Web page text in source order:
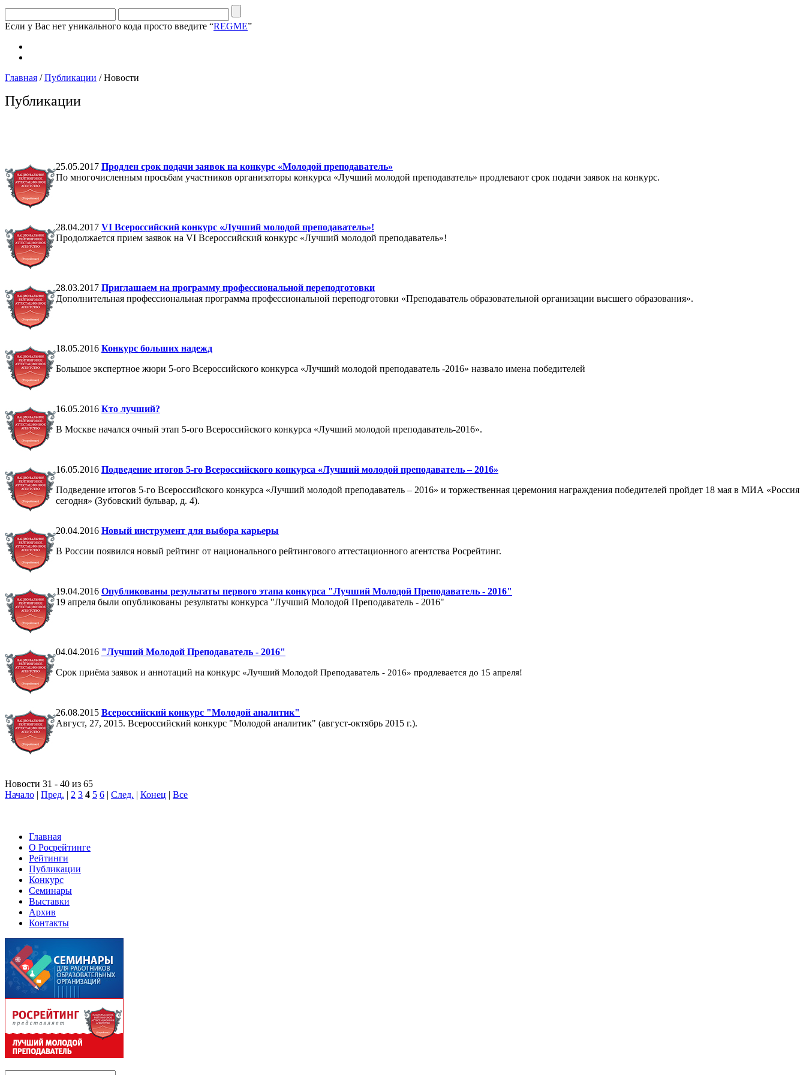
Если у Вас нет уникального кода просто введите “REGME”
Главная /Публикации / Новости
Публикации
25.05.2017 Продлен срок подачи заявок на конкурс «Молодой преподаватель»
По многочисленным просьбам участников организаторы конкурса «Лучший молодой преподаватель» продлевают срок подачи заявок на конкурс.
28.04.2017 VI Всероссийский конкурс «Лучший молодой преподаватель»!
Продолжается прием заявок на VI Всероссийский конкурс «Лучший молодой преподаватель»!
28.03.2017 Приглашаем на программу профессиональной переподготовки
Дополнительная профессиональная программа профессиональной переподготовки «Преподаватель образовательной организации высшего образования».
18.05.2016 Конкурс больших надежд
Большое экспертное жюри 5-ого Всероссийского конкурса «Лучший молодой преподаватель -2016» назвало имена победителей
16.05.2016 Кто лучший?
В Москве начался очный этап 5-ого Всероссийского конкурса «Лучший молодой преподаватель-2016».
16.05.2016 Подведение итогов 5-го Всероссийского конкурса «Лучший молодой преподаватель – 2016»
Подведение итогов 5-го Всероссийского конкурса «Лучший молодой преподаватель – 2016» и торжественная церемония награждения победителей пройдет 18 мая в МИА «Россия
сегодня» (Зубовский бульвар, д. 4).
20.04.2016 Новый инструмент для выбора карьеры
В России появился новый рейтинг от национального рейтингового аттестационного агентства Росрейтинг.
19.04.2016 Опубликованы результаты первого этапа конкурса "Лучший Молодой Преподаватель - 2016"
19 апреля были опубликованы результаты конкурса "Лучший Молодой Преподаватель - 2016"
04.04.2016 "Лучший Молодой Преподаватель - 2016"
Срок приёма заявок и аннотаций на конкурс «Лучший Молодой Преподаватель - 2016» продлевается до 15 апреля!
26.08.2015 Всероссийский конкурс "Молодой аналитик"
Август, 27, 2015. Всероссийский конкурс "Молодой аналитик" (август-октябрь 2015 г.).
Новости 31 - 40 из 65
Начало | Пред. | 2 3 4 5 6 | След. | Конец | Все
Главная
О Росрейтинге
Рейтинги
Публикации
Конкурс
Семинары
Выставки
Архив
Контакты